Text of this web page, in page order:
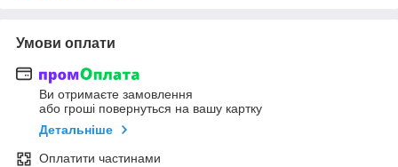
Умови оплати
Ви отримаєте замовлення
або гроші повернуться на вашу картку
Детальніше
Оплатити частинами